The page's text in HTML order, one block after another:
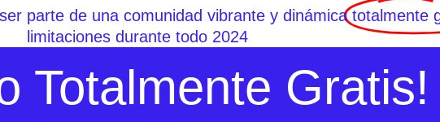
parte de una comunidad vibrante y dinámica totalmente
limitaciones durante todo 2024
Totalmente Gratis!